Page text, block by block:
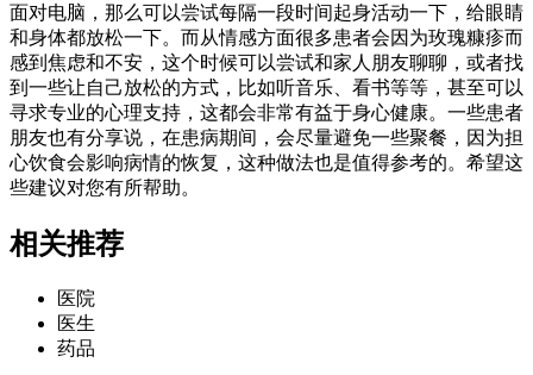
面对电脑，那么可以尝试每隔一段时间起身活动一下，给眼睛
和身体都放松一下。而从情感方面很多患者会因为玫瑰糠疹而
感到焦虑和不安，这个时候可以尝试和家人朋友聊聊，或者找
到一些让自己放松的方式，比如听音乐、看书等等，甚至可以
寻求专业的心理支持，这都会非常有益于身心健康。一些患者
朋友也有分享说，在患病期间，会尽量避免一些聚餐，因为担
心饮食会影响病情的恢复，这种做法也是值得参考的。希望这
些建议对您有所帮助。
相关推荐
医院
医生
药品